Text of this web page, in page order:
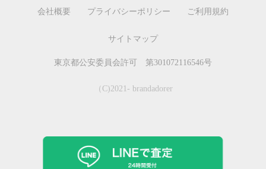
会社概要 プライバシーポリシー ご利用規約
サイトマップ
東京都公安委員会許可 第301072116546号
（C)2021- brandadorer